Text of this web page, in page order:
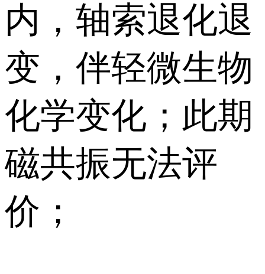
内，轴索退化退
变，伴轻微生物
化学变化；此期
磁共振无法评
价；